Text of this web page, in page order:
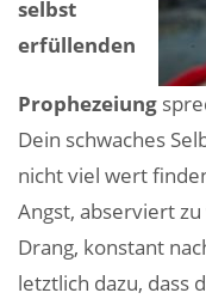
selbst
erfüllenden
Prophezeiung
Dein schwaches
nicht viel wert
Angst, abserviert
Drang, konstant
letztlich dazu, dass